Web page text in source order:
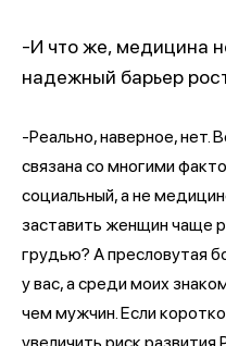
-И что же, медицина
надежный барьер
-Реально, наверное,
связана со многими
социальный, а не
заставить женщин чаще
грудью? А пресловутая
у вас, а среди моих
чем мужчин. Если
увеличить риск